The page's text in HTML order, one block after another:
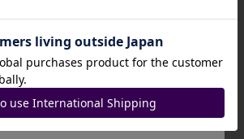
招待コード
JA9XS8
コピーする